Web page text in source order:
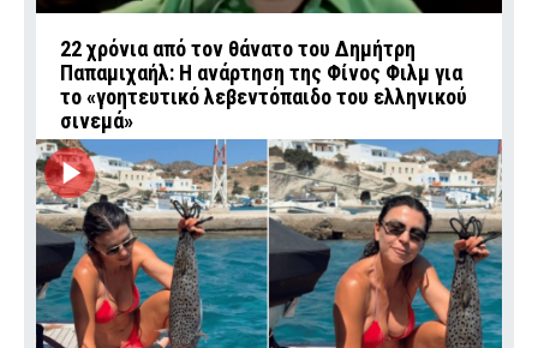
22 χρόνια από τον θάνατο του Δημήτρη
Παπαμιχαήλ: Η ανάρτηση της Φίνος Φιλμ για
το «γοητευτικό λεβεντόπαιδο του ελληνικού
σινεμά»